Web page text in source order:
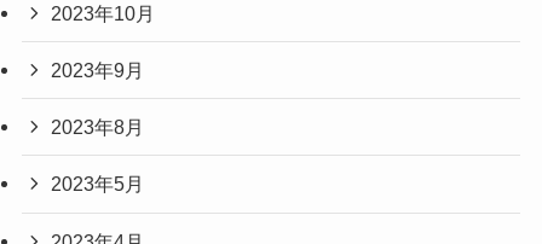
2023年10月
2023年9月
2023年8月
2023年5月